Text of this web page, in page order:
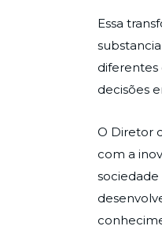
Essa
diferentes
decisões
O Diretor
com a
sociedade